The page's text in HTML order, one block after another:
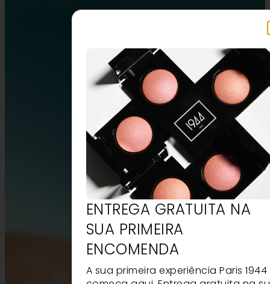
ENTREGA GRATUITA NA
SUA PRIMEIRA
ENCOMENDA
A sua primeira experiência Paris 1944